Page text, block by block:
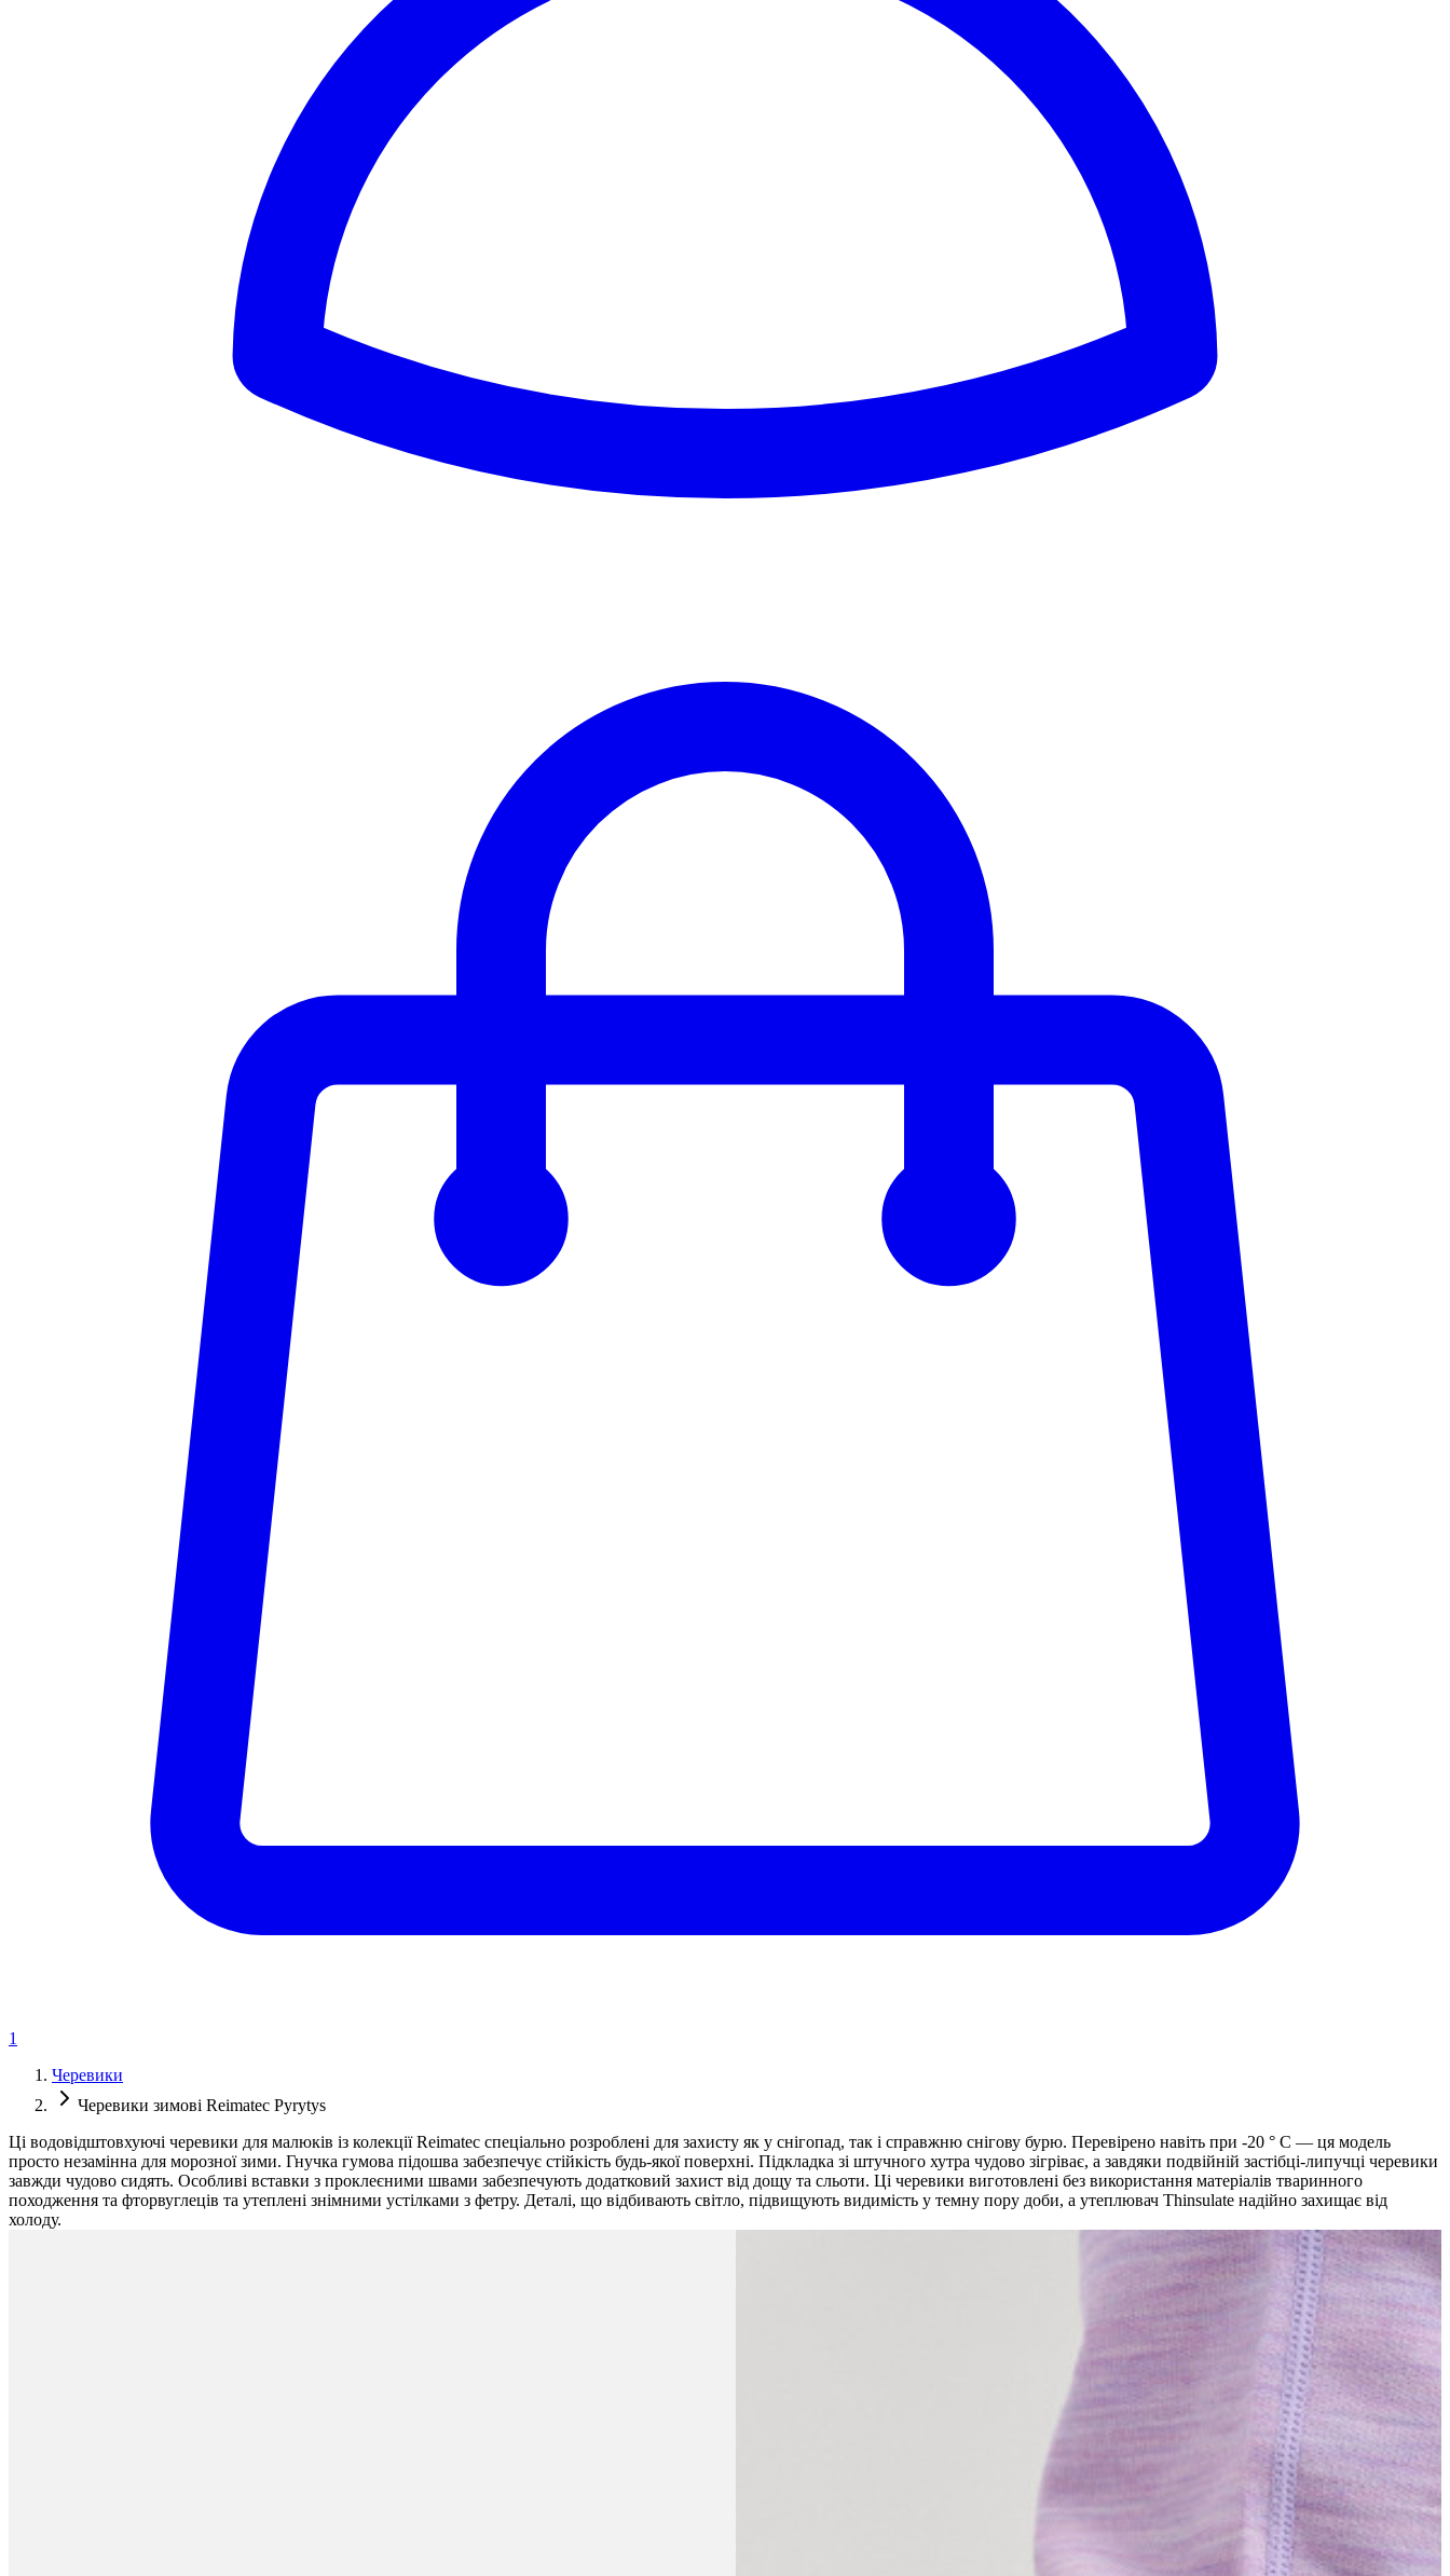
1
Черевики
Черевики зимові Reimatec Pyrytys
Ці водовідштовхуючі черевики для малюків із колекції Reimatec спеціально розроблені для захисту як у снігопад, так і справжню снігову бурю. Перевірено навіть при -20 ° C — ця модель
просто незамінна для морозної зими. Гнучка гумова підошва забезпечує стійкість будь-якої поверхні. Підкладка зі штучного хутра чудово зігріває, а завдяки подвійній застібці-липучці черевики
завжди чудово сидять. Особливі вставки з проклеєними швами забезпечують додатковий захист від дощу та сльоти. Ці черевики виготовлені без використання матеріалів тваринного
походження та фторвуглеців та утеплені знімними устілками з фетру. Деталі, що відбивають світло, підвищують видимість у темну пору доби, а утеплювач Thinsulate надійно захищає від
холоду.